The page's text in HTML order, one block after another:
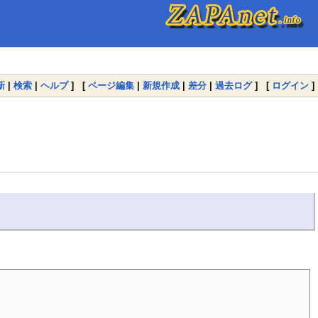
| 検索 | ヘルプ] [ ページ編集 | 新規作成 | 差分 | 過去ログ] [ ログイン ]